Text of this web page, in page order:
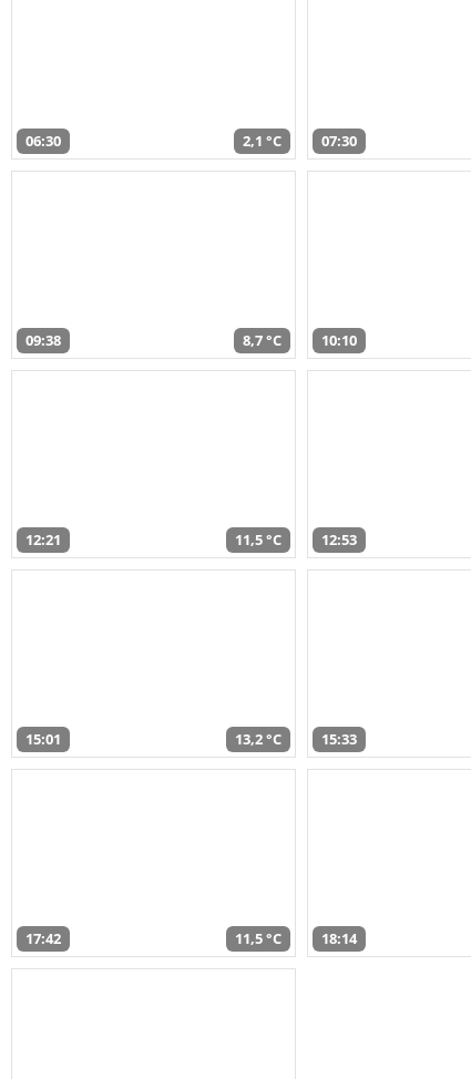
06:30 2,1 °C 07:30
09:38 8,7 °C 10:10
12:21 11,5 °C 12:53
15:01 13,2 °C 15:33
17:42 11,5 °C 18:14